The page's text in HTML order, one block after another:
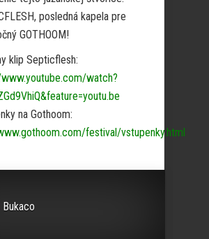
posledná kapela pre
GOTHOOM!
klip Septicflesh:
watch?
na Gothoom:
festival/vstupenky.html
Bukaco